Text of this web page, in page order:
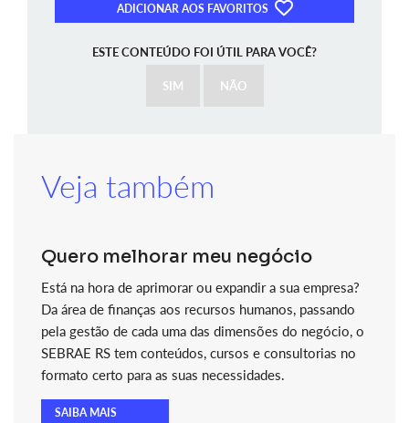
ADICIONAR AOS FAVORITOS
ESTE CONTEÚDO FOI ÚTIL PARA VOCÊ?
SIM NÃO
Veja também
Quero melhorar meu negócio
Está na hora de aprimorar ou expandir a sua empresa?
Da área de finanças aos recursos humanos, passando
pela gestão de cada uma das dimensões do negócio, o
SEBRAE RS tem conteúdos, cursos e consultorias no
formato certo para as suas necessidades.
SAIBA MAIS